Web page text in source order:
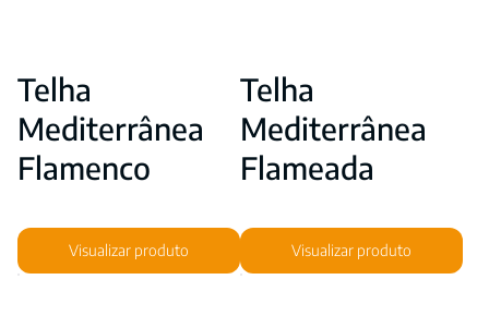
Telha
Mediterrânea
Flamenco
Visualizar produto
Telha
Mediterrânea
Flameada
Visualizar produto